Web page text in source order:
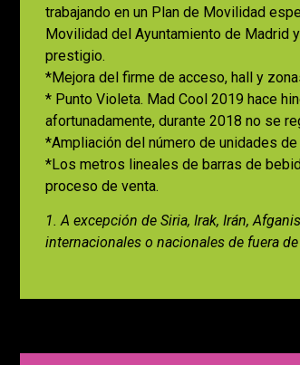
trabajando en un Plan de Movilidad
Movilidad del Ayuntamiento de Madrid
prestigio.
*Mejora del firme de acceso, hall y
* Punto Violeta. Mad Cool 2019 hace
afortunadamente, durante 2018 no se
*Ampliación del número de unidades de
*Los metros lineales de barras de
proceso de venta.
1. A excepción de Siria, Irak, Irán,
internacionales o nacionales de fuera